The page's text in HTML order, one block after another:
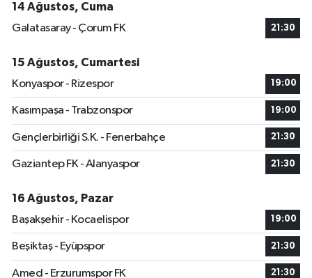
14 Ağustos, Cuma
Galatasaray - Çorum FK
21:30
15 Ağustos, Cumartesi
Konyaspor - Rizespor
19:00
Kasımpaşa - Trabzonspor 19:00
Gençlerbirliği S.K. - Fenerbahçe 21:30
Gaziantep FK - Alanyaspor 21:30
16 Ağustos, Pazar
Başakşehir - Kocaelispor
19:00
Beşiktaş - Eyüpspor 21:30
Amed - Erzurumspor FK 21:30